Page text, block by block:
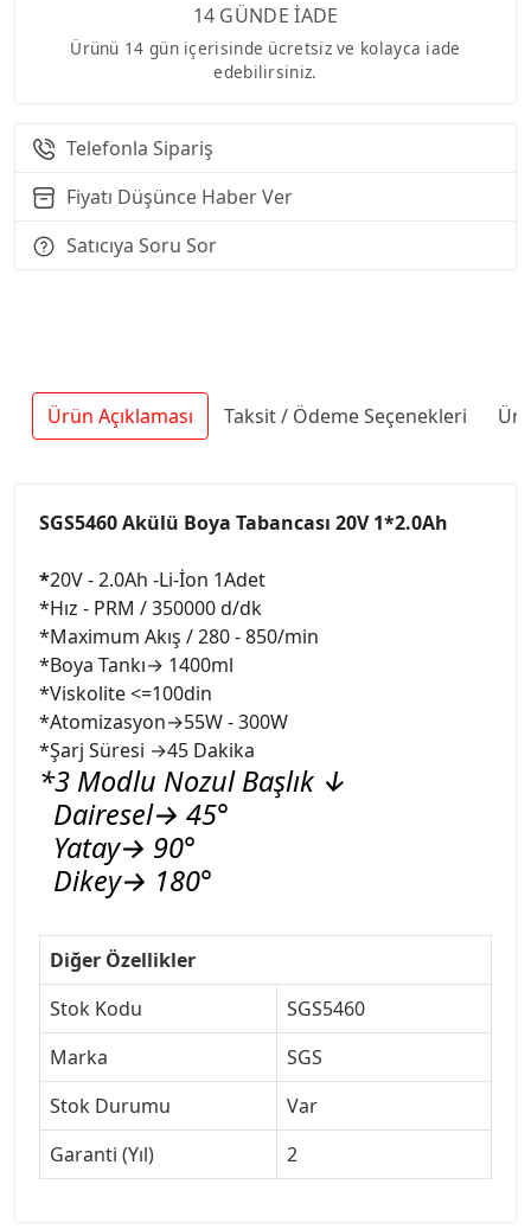
14 GÜNDE İADE
Ürünü 14 gün içerisinde ücretsiz ve kolayca iade
edebilirsiniz.
Telefonla Sipariş
Fiyatı Düşünce Haber Ver
Satıcıya Soru Sor
Ürün Açıklaması Taksit / Ödeme Seçenekleri
SGS5460 Akülü Boya Tabancası 20V 1*2.0Ah
*20V - 2.0Ah -Li-İon 1Adet
*Hız - PRM / 350000 d/dk
*Maximum Akış / 280 - 850/min
*Boya Tankı→ 1400ml
*Viskolite <=100din
*Atomizasyon→55W - 300W
*Şarj Süresi →45 Dakika
*3 Modlu Nozul Başlık ↓
Dairesel→ 45°
Yatay→ 90°
Dikey→ 180°
Diğer Özellikler
Stok Kodu
SGS5460
Marka
SGS
Stok Durumu
Var
Garanti (Yıl)
2